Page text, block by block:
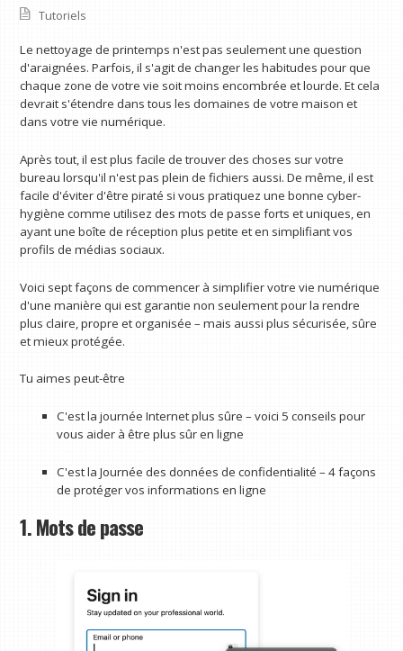
Tutoriels
Le nettoyage de printemps n'est pas seulement une question
d'araignées. Parfois, il s'agit de changer les habitudes pour que
chaque zone de votre vie soit moins encombrée et lourde. Et cela
devrait s'étendre dans tous les domaines de votre maison et
dans votre vie numérique.
Après tout, il est plus facile de trouver des choses sur votre
bureau lorsqu'il n'est pas plein de fichiers aussi. De même, il est
facile d'éviter d'être piraté si vous pratiquez une bonne cyber-
hygiène comme utilisez des mots de passe forts et uniques, en
ayant une boîte de réception plus petite et en simplifiant vos
profils de médias sociaux.
Voici sept façons de commencer à simplifier votre vie numérique
d'une manière qui est garantie non seulement pour la rendre
plus claire, propre et organisée – mais aussi plus sécurisée, sûre
et mieux protégée.
Tu aimes peut-être
C'est la journée Internet plus sûre – voici 5 conseils pour
vous aider à être plus sûr en ligne
C'est la Journée des données de confidentialité – 4 façons
de protéger vos informations en ligne
1. Mots de passe